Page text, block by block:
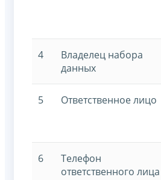
4
Владелец набора
данных
5 Ответственное лицо
6
Телефон
ответственного лица